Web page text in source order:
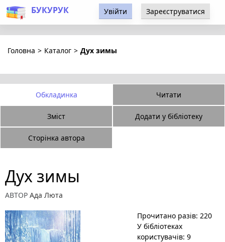
БУКУРУК Увійти Зареєструватися
Головна > Каталог > Дух зимы
Обкладинка Читати
Зміст Додати у бібліотеку
Сторінка автора
Дух зимы
АВТОР Ада Люта
Прочитано разів: 220
У бібліотеках
користувачів: 9